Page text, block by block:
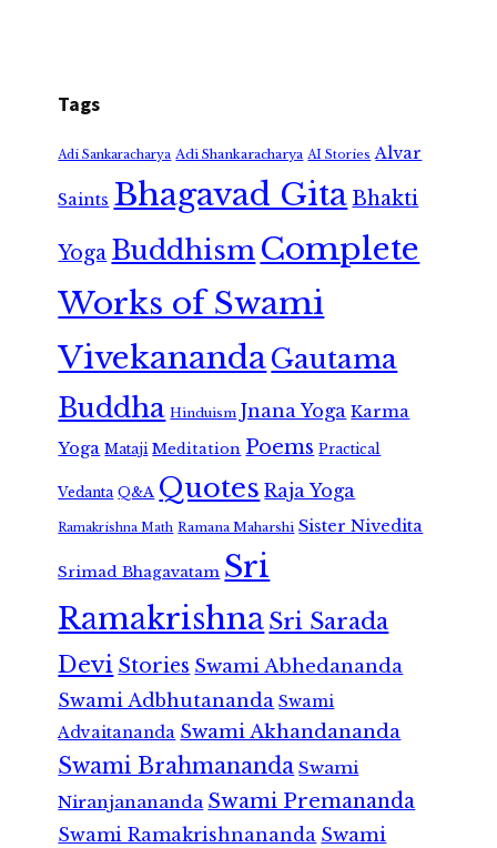
Tags
Adi Sankaracharya Adi Shankaracharya AI Stories Alvar
Saints Bhagavad GitaBhakti
Yoga Buddhism Complete
Works of Swami
VivekanandaGautama
Buddha Hinduism Jnana Yoga Karma
Yoga Mataji Meditation Poems Practical
Vedanta Q&A Quotes Raja Yoga
Ramakrishna Math Ramana Maharshi Sister Nivedita
Srimad Bhagavatam Sri
RamakrishnaSri Sarada
Devi Stories Swami Abhedananda
Swami Adbhutananda Swami
Advaitananda Swami Akhandananda
Swami Brahmananda Swami
Niranjanananda Swami Premananda
Swami Ramakrishnananda Swami